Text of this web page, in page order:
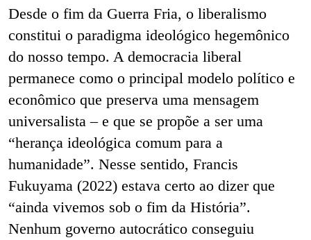
Desde o fim da Guerra Fria, o liberalismo
constitui o paradigma ideológico hegemônico
do nosso tempo. A democracia liberal
permanece como o principal modelo político e
econômico que preserva uma mensagem
universalista – e que se propõe a ser uma
“herança ideológica comum para a
humanidade”. Nesse sentido, Francis
Fukuyama (2022) estava certo ao dizer que
“ainda vivemos sob o fim da História”.
Nenhum governo autocrático conseguiu